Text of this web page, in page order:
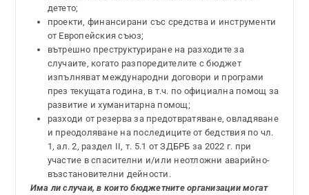
детето;
проекти, финансирани със средства и инструменти
от Европейския съюз;
вътрешно преструктуриране на разходите за
случаите, когато разпоредителите с бюджет
изпълняват международни договори и програми
през текущата година, в т.ч. по официална помощ за
развитие и хуманитарна помощ;
разходи от резерва за предотвратяване, овладяване
и преодоляване на последиците от бедствия по чл.
1, ал. 2, раздел ІІ, т. 5.1 от ЗДБРБ за 2022 г. при
участие в спасителни и/или неотложни аварийно-
възстановителни дейности.
Има ли случаи, в които бюджетните организации могат